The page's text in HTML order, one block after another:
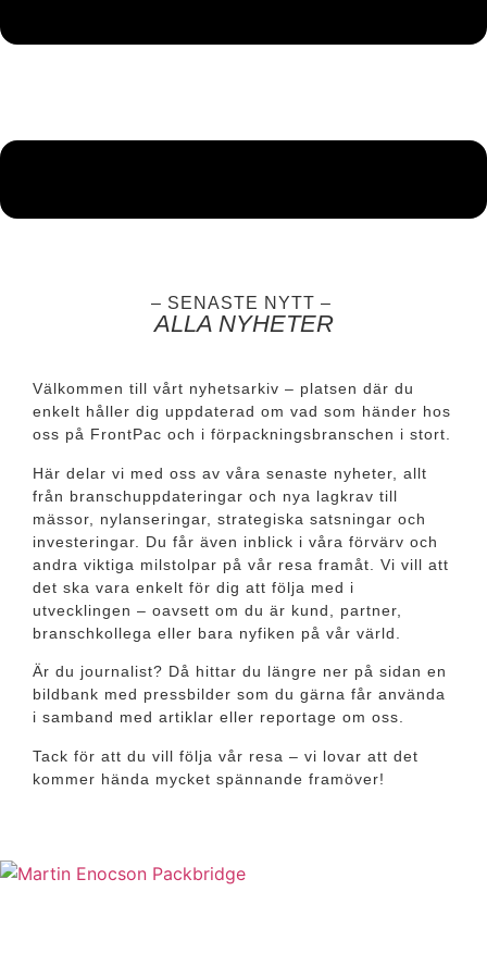
– SENASTE NYTT –
ALLA NYHETER
Välkommen till vårt nyhetsarkiv – platsen där du
enkelt håller dig uppdaterad om vad som händer hos
oss på FrontPac och i förpackningsbranschen i stort.
Här delar vi med oss av våra senaste nyheter, allt
från branschuppdateringar och nya lagkrav till
mässor, nylanseringar, strategiska satsningar och
investeringar. Du får även inblick i våra förvärv och
andra viktiga milstolpar på vår resa framåt. Vi vill att
det ska vara enkelt för dig att följa med i
utvecklingen – oavsett om du är kund, partner,
branschkollega eller bara nyfiken på vår värld.
Är du journalist? Då hittar du längre ner på sidan en
bildbank med pressbilder som du gärna får använda
i samband med artiklar eller reportage om oss.
Tack för att du vill följa vår resa – vi lovar att det
kommer hända mycket spännande framöver!